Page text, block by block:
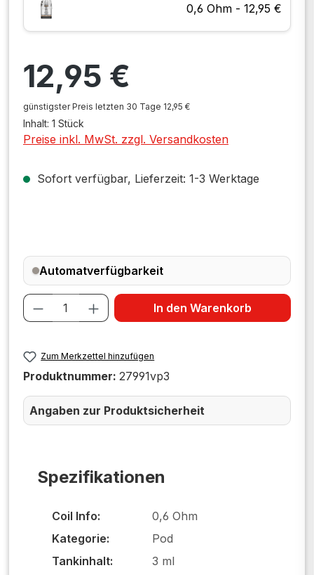
Spezifikationen
Coil Info:
0,6 Ohm
Kategorie:
Pod
Tankinhalt:
3 ml
0,6 Ohm - 12,95 €
12,95 €
günstigster Preis letzten 30 Tage 12,95 €
Inhalt: 1 Stück
Preise inkl. MwSt. zzgl. Versandkosten
Sofort verfügbar, Lieferzeit: 1-3 Werktage
Automatverfügbarkeit
Produkt Anzahl: Gib den
In den Warenkorb
Zum Merkzettel hinzufügen
Produktnummer: 27991vp3
Angaben zur Produktsicherheit